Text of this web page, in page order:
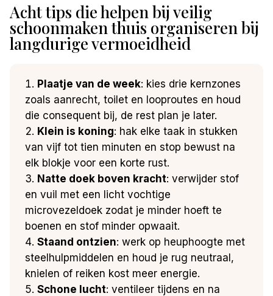
Acht tips die helpen bij veilig
schoonmaken thuis organiseren bij
langdurige vermoeidheid
Plaatje van de week: kies drie kernzones
zoals aanrecht, toilet en looproutes en houd
die consequent bij, de rest plan je later.
Klein is koning: hak elke taak in stukken
van vijf tot tien minuten en stop bewust na
elk blokje voor een korte rust.
Natte doek boven kracht: verwijder stof
en vuil met een licht vochtige
microvezeldoek zodat je minder hoeft te
boenen en stof minder opwaait.
Staand ontzien: werk op heuphoogte met
steelhulpmiddelen en houd je rug neutraal,
knielen of reiken kost meer energie.
Schone lucht: ventileer tijdens en na